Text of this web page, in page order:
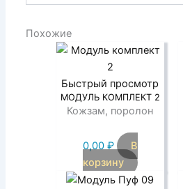
Похожие
Быстрый просмотр
МОДУЛЬ КОМПЛЕКТ 2
Кожзам, поролон
0,00 ₽
В
корзину